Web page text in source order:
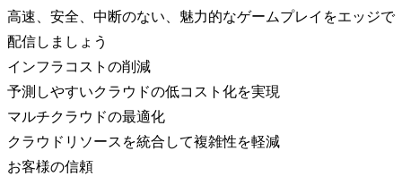
高速、安全、中断のない、魅力的なゲームプレイをエッジで
配信しましょう
インフラコストの削減
予測しやすいクラウドの低コスト化を実現
マルチクラウドの最適化
クラウドリソースを統合して複雑性を軽減
お客様の信頼